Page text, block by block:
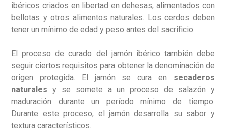
ibéricos criados en libertad en dehesas, alimentados con
bellotas y otros alimentos naturales. Los cerdos deben
tener un mínimo de edad y peso antes del sacrificio.
El proceso de curado del jamón ibérico también debe
seguir ciertos requisitos para obtener la denominación de
origen protegida. El jamón se cura en secaderos
naturales y se somete a un proceso de salazón y
maduración durante un período mínimo de tiempo.
Durante este proceso, el jamón desarrolla su sabor y
textura característicos.